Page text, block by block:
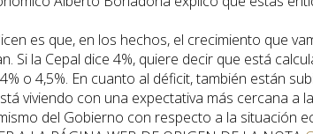
es que, en los hechos, el crecimiento que
Si la Cepal dice 4%, quiere decir que está
o 4,5%. En cuanto al déficit, también están
viviendo con una expectativa más cercana a
del Gobierno con respecto a la situación